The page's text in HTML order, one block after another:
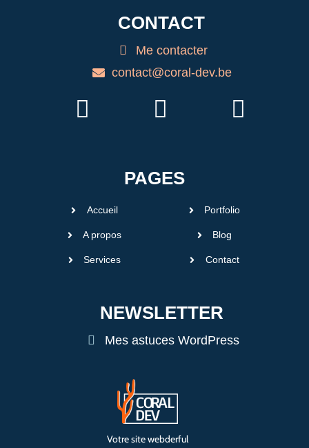
CONTACT
Me contacter
contact@coral-dev.be
PAGES
Accueil
A propos
Services
Portfolio
Blog
Contact
NEWSLETTER
Mes astuces WordPress
Votre site webderful